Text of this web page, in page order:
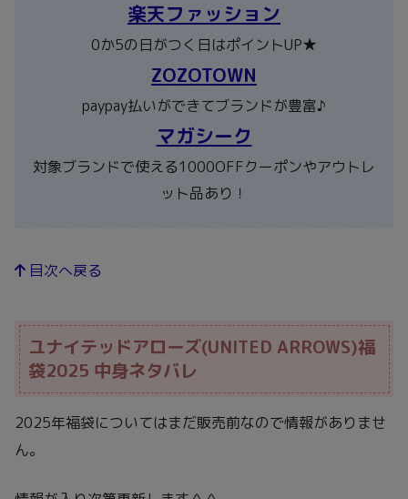
楽天ファッション
0か5の日がつく日はポイントUP★
ZOZOTOWN
paypay払いができてブランドが豊富♪
マガシーク
対象ブランドで使える1000OFFクーポンやアウトレ
ット品あり！
目次へ戻る
ユナイテッドアローズ(UNITED ARROWS)福
袋2025 中身ネタバレ
2025年福袋についてはまだ販売前なので情報がありませ
ん。